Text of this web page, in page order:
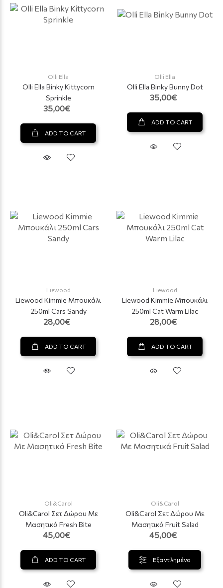
Olli Ella
Olli Ella Binky Kittycorn
Sprinkle
35,00€
ADD TO CART
Olli Ella
Olli Ella Binky Bunny Dot
35,00€
ADD TO CART
Liewood
Liewood Kimmie Μπουκάλι
250ml Cars Sandy
28,00€
ADD TO CART
Liewood
Liewood Kimmie Μπουκάλι
250ml Cat Warm Lilac
28,00€
ADD TO CART
Oli&Carol
Oli&Carol Σετ Δώρου Με
Μασητικά Fresh Bite
45,00€
ADD TO CART
Oli&Carol
Oli&Carol Σετ Δώρου Με
Μασητικά Fruit Salad
45,00€
Εξαντλημένο